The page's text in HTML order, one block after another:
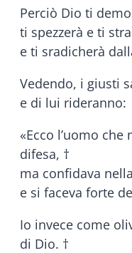
Perciò Dio ti
ti spezzerà e ti
e ti sradicherà
Vedendo, i giusti
e di lui rideranno:
«Ecco l’uomo
difesa, †
ma confidava
e si faceva forte
Io invece come
di Dio. †